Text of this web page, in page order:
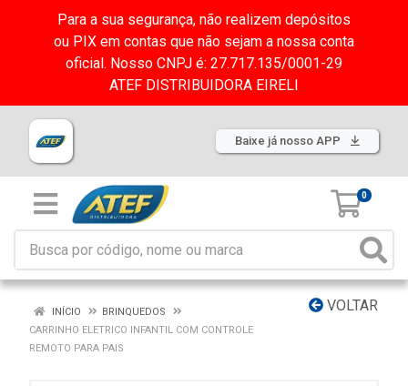
Para a sua segurança, não realizem depósitos
ou PIX em contas que não sejam a nossa conta
oficial. Nosso CNPJ é: 27.717.135/0001-29
ATEF DISTRIBUIDORA EIRELI
Baixe já nosso APP
0
VOLTAR
INÍCIO
BRINQUEDOS
CARRINHO ELETRICO INFANTIL COM CONTROLE
REMOTO PARA PAIS